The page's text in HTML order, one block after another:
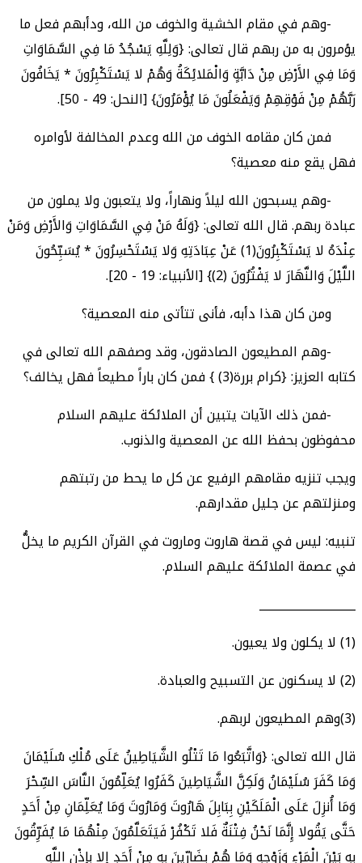
-وهم في مقام الخشية والخوف من الله، ودأبهم فعل ما
يؤمرون به من ربهم قال تعالى: {وَلِلَّهِ يَسْجُدُ مَا فِي السَّمَاوَاتِ
وَمَا فِي الأَرْضِ مِنْ دَابَّةٍ وَالْمَلائِكَةُ وَهُمْ لا يَسْتَكْبِرُونَ * يَخَافُونَ
رَبَّهُمْ مِنْ فَوْقِهِمْ وَيَفْعَلُونَ مَا يُؤْمَرُونَ} [النحل: 49 - 50].
فمن كان مقامه الخوف من الله وعدم المخالفة لأوامره
فهل يقع منه معصية؟
-وهم يسبحون الله ليلاً ونهاراً، ولا يتعبون ولا يملون من
عبادة ربهم. قال الله تعالى: {وَلَهُ مَنْ فِي السَّمَاوَاتِ وَالأَرْضِ وَمَنْ
عِنْدَهُ لا يَسْتَكْبِرُونَ(1) عَنْ عِبَادَتِهِ وَلا يَسْتَحْسِرُونَ * يُسَبِّحُونَ
اللَّيْلَ وَالنَّهَارَ لا يَفْتُرُونَ (2)} [الأنبياء: 19 - 20].
ومن كان هذا دأبه، فأنى تتأتى منه المعصية؟
-وهم المطيعون الصادقون، وقد وصفهم الله تعالى في
كتابه العزيز: {كرام بررة(3) } فمن كان باراً مطيعاً فهل يخالف؟
-فمن ذلك الآيات يتبين أن الملائكة عليهم السلام
محفوظون بحفظ الله عن المعصية والذنوب.
ويجب تنزيه مقامهم الرفيع عن كل ما يحط من رتبتهم
ومنزلتهم عن جليل مقدارهم.
تنبيه: ليس في قصة هاروت وماروت في القرآن الكريم ما يخلُّ
في عصمة الملائكة عليهم السلام.
_________________
(1) لا يكلون ولا يعيون.
(2) لا يسكنون عن التسبيح والعبادة.
(3)وهم المطيعون لربهم.
قال الله تعالى: {وَاتَّبَعُوا مَا تَتْلُو الشَّيَاطِينُ عَلَى مُلْكِ سُلَيْمَانَ
وَمَا كَفَرَ سُلَيْمَانُ وَلَكِنَّ الشَّيَاطِينَ كَفَرُوا يُعَلِّمُونَ النَّاسَ السِّحْرَ
وَمَا أُنزِلَ عَلَى الْمَلَكَيْنِ بِبَابِلَ هَارُوتَ وَمَارُوتَ وَمَا يُعَلِّمَانِ مِنْ أَحَدٍ
حَتَّى يَقُولا إِنَّمَا نَحْنُ فِتْنَةٌ فَلا تَكْفُرْ فَيَتَعَلَّمُونَ مِنْهُمَا مَا يُفَرِّقُونَ
بِهِ بَيْنَ الْمَرْءِ وَزَوْجِهِ وَمَا هُمْ بِضَارِّينَ بِهِ مِنْ أَحَدٍ إِلا بِإِذْنِ اللَّهِ